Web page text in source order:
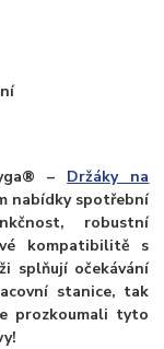
– Držáky na
nabídky spotřební
robustní
kompatibilitě s
splňují očekávání
stanice, tak
prozkoumali tyto